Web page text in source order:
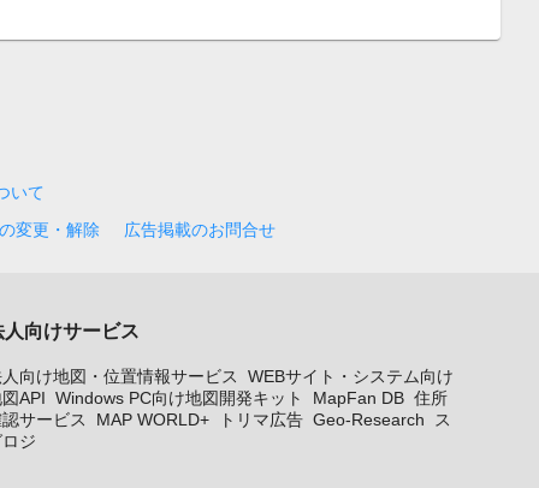
いて
変更・解除
広告掲載のお問合せ
人向けサービス
向け地図・位置情報サービス
WEBサイト・システム向け
API Windows PC向け地図開発キット MapFan DB 住所
サービス
MAP WORLD+ トリマ広告 Geo-Research
ス
ジ